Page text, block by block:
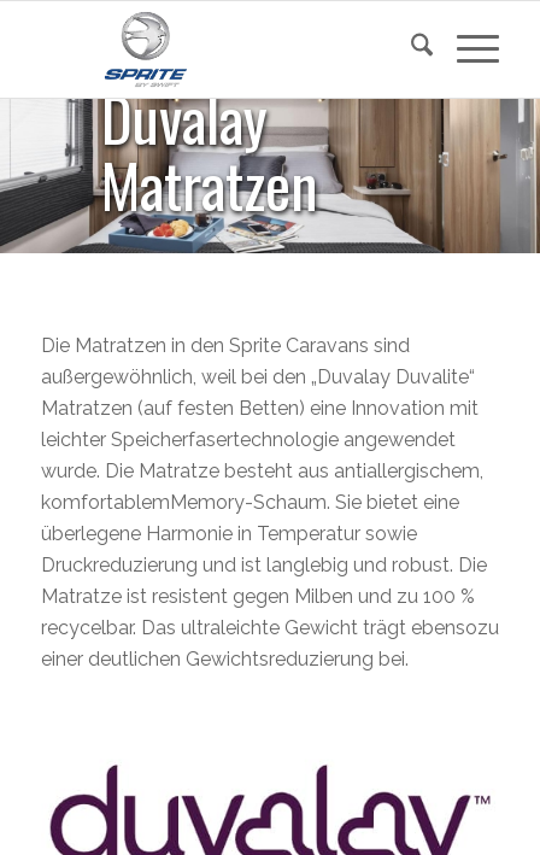
Duvalay
Matratzen
Die Matratzen in den Sprite Caravans sind
außergewöhnlich, weil bei den „Duvalay Duvalite“
Matratzen (auf festen Betten) eine Innovation mit
leichter Speicherfasertechnologie angewendet
wurde. Die Matratze besteht aus antiallergischem,
komfortablemMemory-Schaum. Sie bietet eine
überlegene Harmonie in Temperatur sowie
Druckreduzierung und ist langlebig und robust. Die
Matratze ist resistent gegen Milben und zu 100 %
recycelbar. Das ultraleichte Gewicht trägt ebensozu
einer deutlichen Gewichtsreduzierung bei.